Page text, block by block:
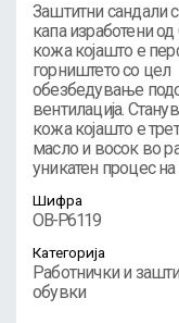
Заштитни сандали
капа изработени
кожа којашто е
горништето со цел
обезбедување
вентилација.
кожа којашто е
масло и восок во
уникатен процес
Шифра
OB-P6119
Категорија
Работнички и
обувки